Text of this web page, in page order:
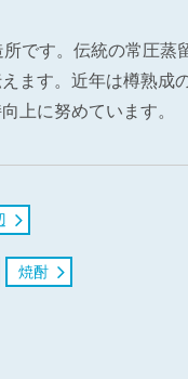
です。伝統の常圧蒸
ます。近年は樽熟成
上に努めています。
焼酎